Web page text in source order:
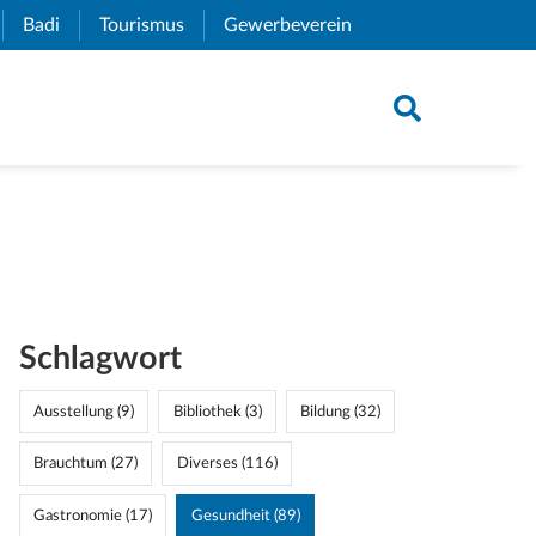
Link)
Badi (External Link)
Tourismus (External Link)
Gewerbeverein
Schlagwort
Ausstellung (9) Bibliothek (3) Bildung (32)
Brauchtum (27) Diverses (116)
Gastronomie (17) Gesundheit (89)